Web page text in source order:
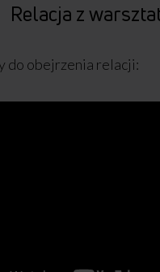
Relacja z
do obejrzenia relacji: